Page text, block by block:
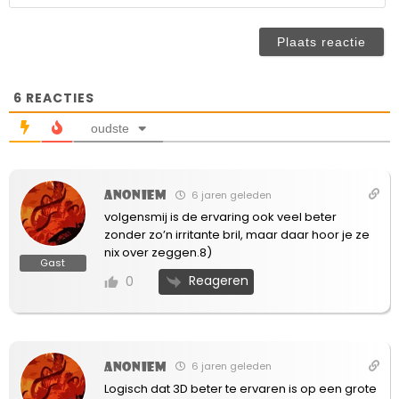
6 REACTIES
oudste
Gast
Anoniem 6 jaren geleden
volgensmij is de ervaring ook veel beter
zonder zo’n irritante bril, maar daar hoor je ze
nix over zeggen.8)
0 Reageren
Anoniem 6 jaren geleden
Logisch dat 3D beter te ervaren is op een grote